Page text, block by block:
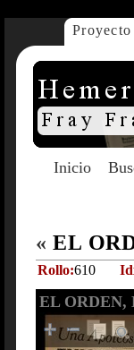
Proyecto
Inicio
« EL
Rollo:610
EL ORDEN,